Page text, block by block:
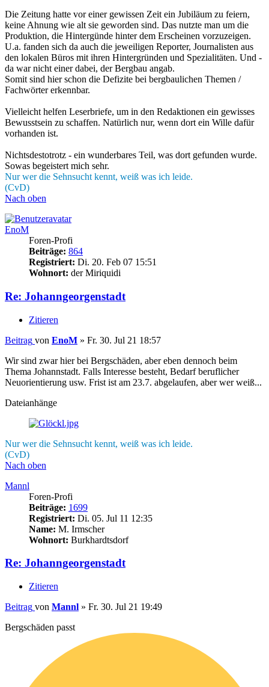
Die Zeitung hatte vor einer gewissen Zeit ein Jubiläum zu feiern,
keine Ahnung wie alt sie geworden sind. Das nutzte man um die
Produktion, die Hintergünde hinter dem Erscheinen vorzuzeigen.
U.a. fanden sich da auch die jeweiligen Reporter, Journalisten aus
den lokalen Büros mit ihren Hintergründen und Spezialitäten. Und -
da war nicht einer dabei, der Bergbau angab.
Somit sind hier schon die Defizite bei bergbaulichen Themen /
Fachwörter erkennbar.
Vielleicht helfen Leserbriefe, um in den Redaktionen ein gewisses
Bewusstsein zu schaffen. Natürlich nur, wenn dort ein Wille dafür
vorhanden ist.
Nichtsdestotrotz - ein wunderbares Teil, was dort gefunden wurde.
Sowas begeistert mich sehr.
Nur wer die Sehnsucht kennt, weiß was ich leide.
(CvD)
Nach oben
EnoM
Foren-Profi
Beiträge: 864
Registriert: Di. 20. Feb 07 15:51
Wohnort: der Miriquidi
Re: Johanngeorgenstadt
Zitieren
Beitrag von EnoM » Fr. 30. Jul 21 18:57
Wir sind zwar hier bei Bergschäden, aber eben dennoch beim
Thema Johannstadt. Falls Interesse besteht, Bedarf beruflicher
Neuorientierung usw. Frist ist am 23.7. abgelaufen, aber wer weiß...
Dateianhänge
Nur wer die Sehnsucht kennt, weiß was ich leide.
(CvD)
Nach oben
Mannl
Foren-Profi
Beiträge: 1699
Registriert: Di. 05. Jul 11 12:35
Name: M. Irmscher
Wohnort: Burkhardtsdorf
Re: Johanngeorgenstadt
Zitieren
Beitrag von Mannl » Fr. 30. Jul 21 19:49
Bergschäden passt